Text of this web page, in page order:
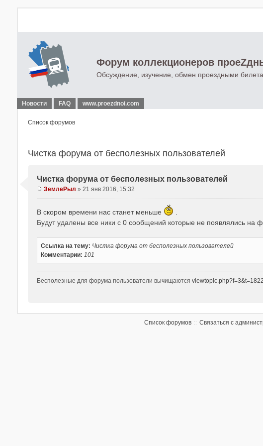
Новости FAQ www.proezdnoi.com
Форум коллекционеров
Обсуждение, изучение, обмен проездными
Список форумов
Чистка форума от бесполезных пользователей
Чистка форума от бесполезных пользователей
о
б
н
и
ЗемлеРыл » 21 янв 2016, 15:32
В скором времени нас станет меньше
Будут удалены все ники с 0 сообщений которые не появлялись на
Ссылка на тему: Чистка форума от бесполезных пользователей
Комментарии: 101
Бесполезные для форума пользователи вычищаются
Список форумов Связаться с